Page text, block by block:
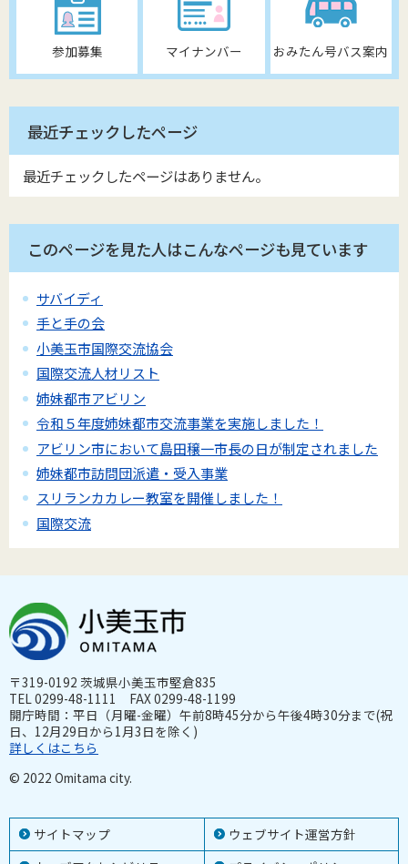
参加募集 マイナンバー おみたん号バス案内
最近チェックしたページ
最近チェックしたページはありません。
このページを見た人はこんなページも見ています
サバイディ
手と手の会
小美玉市国際交流協会
国際交流人材リスト
姉妹都市アビリン
令和５年度姉妹都市交流事業を実施しました！
アビリン市において島田穣一市長の日が制定されました
姉妹都市訪問団派遣・受入事業
スリランカカレー教室を開催しました！
国際交流
サイトマップ
ウェブサイト運営方針
〒319-0192 茨城県小美玉市堅倉835
TEL 0299-48-1111 FAX 0299-48-1199
開庁時間：平日（月曜-金曜）午前8時45分から午後4時30分まで(祝
日、12月29日から1月3日を除く)
詳しくはこちら
© 2022 Omitama city.